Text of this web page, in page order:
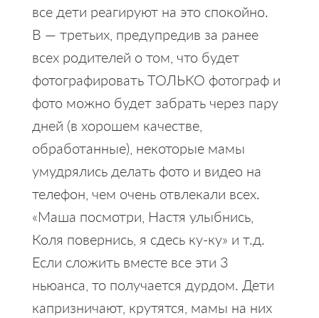
все дети реагируют на это спокойно.
В — третьих, предупредив за ранее
всех родителей о том, что будет
фотографировать ТОЛЬКО фотограф и
фото можно будет забрать через пару
дней (в хорошем качестве,
обработанные), некоторые мамы
умудрялись делать фото и видео на
телефон, чем очень отвлекали всех.
«Маша посмотри, Настя улыбнись,
Коля повернись, я сдесь ку-ку» и т.д.
Если сложить вместе все эти 3
ньюанса, то получается дурдом. Дети
капризничают, крутятся, мамы на них